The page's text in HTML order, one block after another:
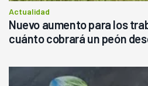
Actualidad
Nuevo aumento para los
cuánto cobrará un peón